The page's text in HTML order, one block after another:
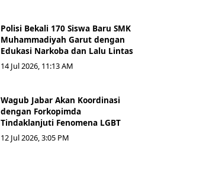
Polisi Bekali 170 Siswa Baru SMK
Muhammadiyah Garut dengan
Edukasi Narkoba dan Lalu Lintas
14 Jul 2026, 11:13 AM
Wagub Jabar Akan Koordinasi
dengan Forkopimda
Tindaklanjuti Fenomena LGBT
12 Jul 2026, 3:05 PM